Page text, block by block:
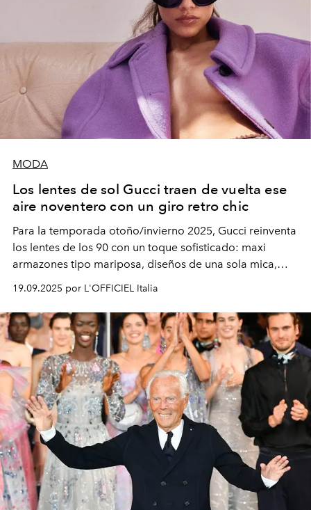
MODA
Los lentes de sol Gucci traen de vuelta ese
aire noventero con un giro retro chic
Para la temporada otoño/invierno 2025, Gucci reinventa
los lentes de los 90 con un toque sofisticado: maxi
armazones tipo mariposa, diseños de una sola mica,
modelos metálicos ovalados con vibra vintage y
elegantes monturas de acetato graduadas. ¿El detalle
que nunca pierde vigencia? La icónica doble G.
19.09.2025 por L'OFFICIEL Italia